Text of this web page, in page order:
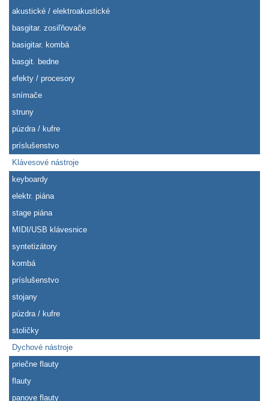
akustické / elektroakustické
basgitar. zosiľňovače
basigitar. kombá
basgit. bedne
efekty / procesory
snímače
struny
púzdra / kufre
príslušenstvo
Klávesové nástroje
keyboardy
elektr. piána
stage piána
MIDI/USB klávesnice
syntetizátory
kombá
príslušenstvo
stojany
púzdra / kufre
stoličky
Dychové nástroje
priečne flauty
flauty
panove flauty